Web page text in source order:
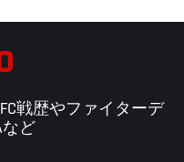
戦歴やファイターデ
ど